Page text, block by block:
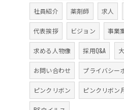
社員紹介 薬剤師 求人
代表挨拶 ビジョン 事業
求める人物像 採用Q&A
お問い合わせ プライバシー
ピンクリボン ピンクリボン